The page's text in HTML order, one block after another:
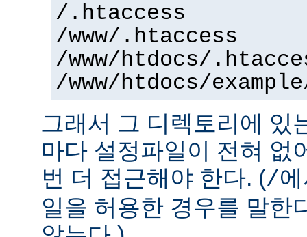
/.htaccess
/www/.htaccess
/www/htdocs/
/www/htdocs/
그래서 그 디렉토리에 있
마다 설정파일이 전혀 없
번 더 접근해야 한다. (/
일을 허용한 경우를 말한